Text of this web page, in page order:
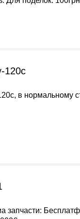
120с
в нормальному
запчасти: